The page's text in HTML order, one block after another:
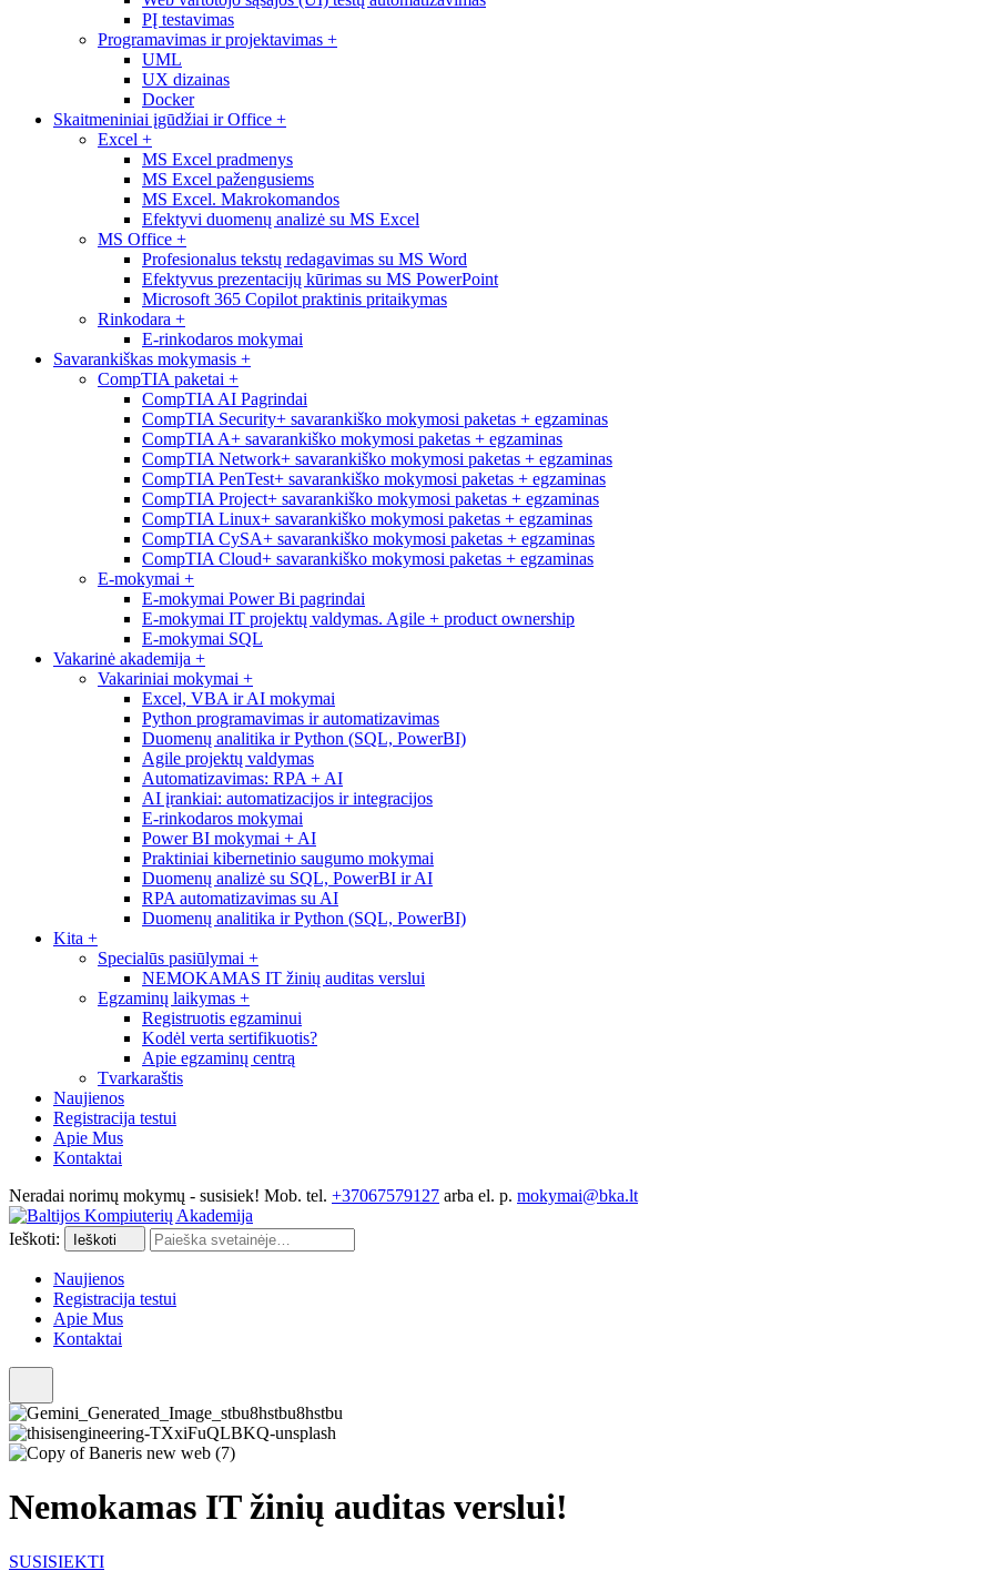
PĮ testavimas
Programavimas ir projektavimas +
UML
UX dizainas
Docker
Skaitmeniniai įgūdžiai ir Office +
Excel +
MS Excel pradmenys
MS Excel pažengusiems
MS Excel. Makrokomandos
Efektyvi duomenų analizė su MS Excel
MS Office +
Profesionalus tekstų redagavimas su MS Word
Efektyvus prezentacijų kūrimas su MS PowerPoint
Microsoft 365 Copilot praktinis pritaikymas
Rinkodara +
E-rinkodaros mokymai
Savarankiškas mokymasis +
CompTIA paketai +
CompTIA AI Pagrindai
CompTIA Security+ savarankiško mokymosi paketas + egzaminas
CompTIA A+ savarankiško mokymosi paketas + egzaminas
CompTIA Network+ savarankiško mokymosi paketas + egzaminas
CompTIA PenTest+ savarankiško mokymosi paketas + egzaminas
CompTIA Project+ savarankiško mokymosi paketas + egzaminas
CompTIA Linux+ savarankiško mokymosi paketas + egzaminas
CompTIA CySA+ savarankiško mokymosi paketas + egzaminas
CompTIA Cloud+ savarankiško mokymosi paketas + egzaminas
E-mokymai +
E-mokymai Power Bi pagrindai
E-mokymai IT projektų valdymas. Agile + product ownership
E-mokymai SQL
Vakarinė akademija +
Vakariniai mokymai +
Excel, VBA ir AI mokymai
Python programavimas ir automatizavimas
Duomenų analitika ir Python (SQL, PowerBI)
Agile projektų valdymas
Automatizavimas: RPA + AI
AI įrankiai: automatizacijos ir integracijos
E-rinkodaros mokymai
Power BI mokymai + AI
Praktiniai kibernetinio saugumo mokymai
Duomenų analizė su SQL, PowerBI ir AI
RPA automatizavimas su AI
Duomenų analitika ir Python (SQL, PowerBI)
Kita +
Specialūs pasiūlymai +
NEMOKAMAS IT žinių auditas verslui
Egzaminų laikymas +
Registruotis egzaminui
Kodėl verta sertifikuotis?
Apie egzaminų centrą
Tvarkaraštis
Naujienos
Registracija testui
Apie Mus
Kontaktai
Neradai norimų mokymų - susisiek! Mob. tel. +37067579127 arba el. p. mokymai@bka.lt
Ieškoti: Ieškoti
Naujienos
Registracija testui
Apie Mus
Kontaktai
Nemokamas IT žinių auditas verslui!
SUSISIEKTI